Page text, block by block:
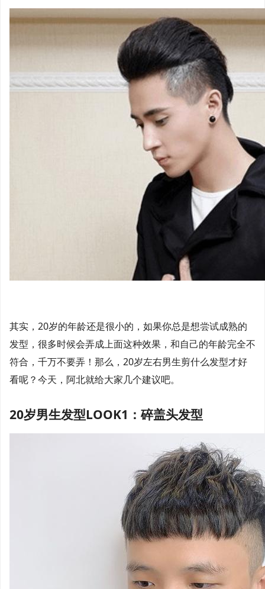
其实，20岁的年龄还是很小的，如果你总是想尝试成熟的
发型，很多时候会弄成上面这种效果，和自己的年龄完全不
符合，千万不要弄！那么，20岁左右男生剪什么发型才好
看呢？今天，阿北就给大家几个建议吧。
20岁男生发型LOOK1：碎盖头发型